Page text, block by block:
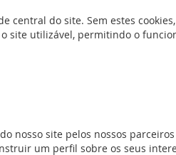
IK 10 segundo IEC EN 62262 (EN
resistência à corrosão e
tratamento anti-corrosão.
600 x 600 x 250).
mm RAL 7035. Ajustamento
com porta metálica são
central do site. Sem estes
site utilizável, permitindo o
nosso site pelos nossos
um perfil sobre os seus